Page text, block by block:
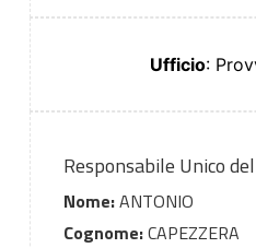
Ufficio:
Responsabile Unico
Nome:ANTONIO
Cognome:CAPEZZERA